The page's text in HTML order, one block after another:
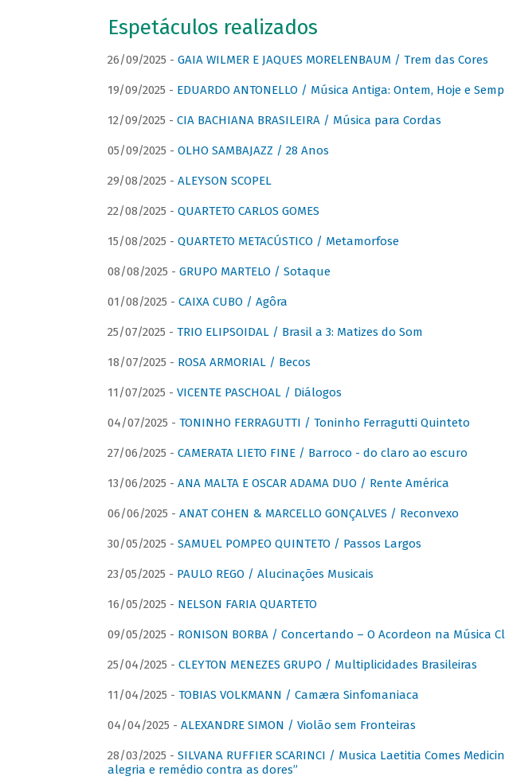
Espetáculos realizados
26/09/2025 - GAIA WILMER E JAQUES MORELENBAUM / Trem das Cores
19/09/2025 - EDUARDO ANTONELLO / Música Antiga: Ontem, Hoje e
12/09/2025 - CIA BACHIANA BRASILEIRA / Música para Cordas
05/09/2025 - OLHO SAMBAJAZZ / 28 Anos
29/08/2025 - ALEYSON SCOPEL
22/08/2025 - QUARTETO CARLOS GOMES
15/08/2025 - QUARTETO METACÚSTICO / Metamorfose
08/08/2025 - GRUPO MARTELO / Sotaque
01/08/2025 - CAIXA CUBO / Agôra
25/07/2025 - TRIO ELIPSOIDAL / Brasil a 3: Matizes do Som
18/07/2025 - ROSA ARMORIAL / Becos
11/07/2025 - VICENTE PASCHOAL / Diálogos
04/07/2025 - TONINHO FERRAGUTTI / Toninho Ferragutti Quinteto
27/06/2025 - CAMERATA LIETO FINE / Barroco - do claro ao escuro
13/06/2025 - ANA MALTA E OSCAR ADAMA DUO / Rente América
06/06/2025 - ANAT COHEN & MARCELLO GONÇALVES / Reconvexo
30/05/2025 - SAMUEL POMPEO QUINTETO / Passos Largos
23/05/2025 - PAULO REGO / Alucinações Musicais
16/05/2025 - NELSON FARIA QUARTETO
09/05/2025 - RONISON BORBA / Concertando – O Acordeon na Música
25/04/2025 - CLEYTON MENEZES GRUPO / Multiplicidades Brasileiras
11/04/2025 - TOBIAS VOLKMANN / Camæra Sinfomaniaca
04/04/2025 - ALEXANDRE SIMON / Violão sem Fronteiras
28/03/2025 - SILVANA RUFFIER SCARINCI / Musica Laetitia Comes
alegria e remédio contra as dores”